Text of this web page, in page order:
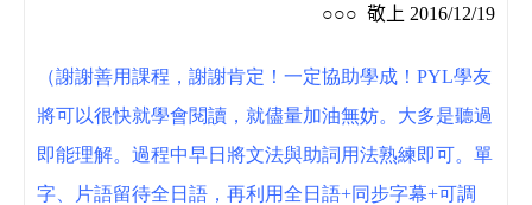
○○○ 敬上 2016/12/19
（謝謝善用課程，謝謝肯定！一定協助學成！PYL學友
將可以很快就學會閱讀，就儘量加油無妨。大多是聽過
即能理解。過程中早日將文法與助詞用法熟練即可。單
字、片語留待全日語，再利用全日語+同步字幕+可調